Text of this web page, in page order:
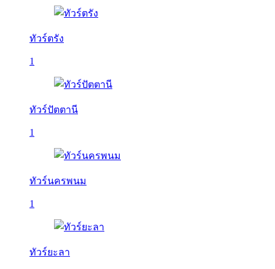
ทัวร์ตรัง
1
ทัวร์ปัตตานี
1
ทัวร์นครพนม
1
ทัวร์ยะลา